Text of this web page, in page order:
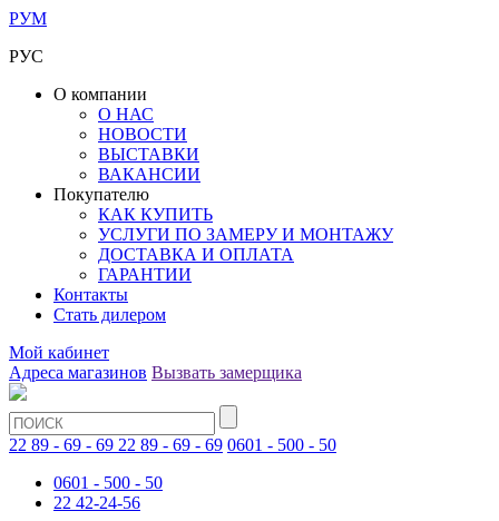
РУМ
РУС
О компании
О НАС
НОВОСТИ
ВЫСТАВКИ
ВАКАНСИИ
Покупателю
КАК КУПИТЬ
УСЛУГИ ПО ЗАМЕРУ И МОНТАЖУ
ДОСТАВКА И ОПЛАТА
ГАРАНТИИ
Контакты
Стать дилером
Мой кабинет
Адреса магазинов Вызвать замерщика
22 89 - 69 - 69 22 89 - 69 - 69 0601 - 500 - 50
0601 - 500 - 50
22 42-24-56